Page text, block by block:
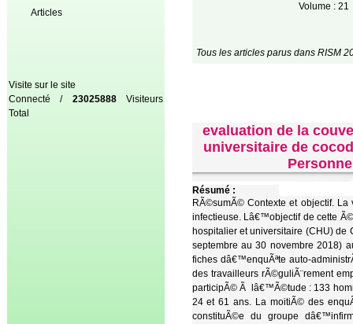
Articles
Visite sur le site
Connecté / 23025888Visiteurs
Total
Volume : 21
Tous les articles parus dans RISM
evaluation de la
universitaire de
Résumé :
RÃ©sumÃ© Contexte et objectif.
infectieuse. Lâ€™objectif de cette
hospitalier et universitaire (CHU)
septembre au 30 novembre 2018)
fiches dâ€™enquÃªte auto-
des travailleurs rÃ©guliÃ¨rement
participÃ© Ã lâ€™Ã©tude : 133
24 et 61 ans. La moitiÃ© des
constituÃ©e du groupe